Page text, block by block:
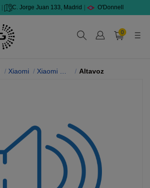
C. Jorge Juan 133, Madrid O'Donnell
0
Xiaomi Xiaomi Mi Note 10 Altavoz